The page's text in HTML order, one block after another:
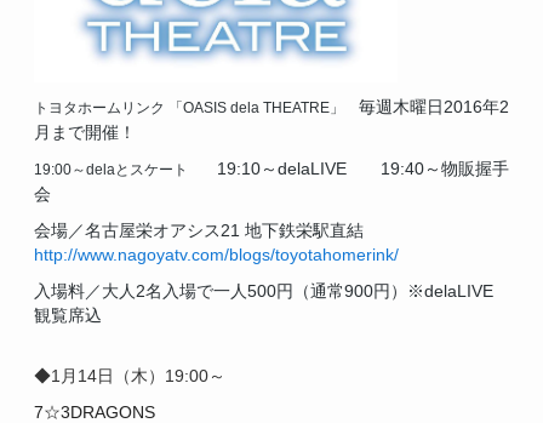
トヨタホームリンク 「OASIS dela THEATRE」 毎週木曜日2016年2
月まで開催！
19:00～delaとスケート 19:10～delaLIVE 19:40～物販握手
会
会場／名古屋栄オアシス21 地下鉄栄駅直結
http://www.nagoyatv.com/blogs/toyotahomerink/
入場料／大人2名入場で一人500円（通常900円）※delaLIVE
観覧席込
◆1月14日（木）19:00～
7☆3DRAGONS